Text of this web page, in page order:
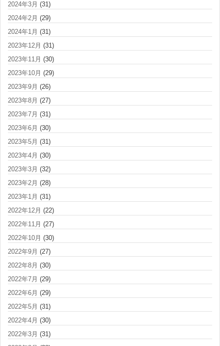
2024年3月 (31)
2024年2月 (29)
2024年1月 (31)
2023年12月 (31)
2023年11月 (30)
2023年10月 (29)
2023年9月 (26)
2023年8月 (27)
2023年7月 (31)
2023年6月 (30)
2023年5月 (31)
2023年4月 (30)
2023年3月 (32)
2023年2月 (28)
2023年1月 (31)
2022年12月 (22)
2022年11月 (27)
2022年10月 (30)
2022年9月 (27)
2022年8月 (30)
2022年7月 (29)
2022年6月 (29)
2022年5月 (31)
2022年4月 (30)
2022年3月 (31)